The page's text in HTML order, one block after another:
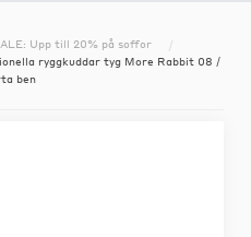
Upp till 20% på soffor
ryggkuddar tyg More Rabbit 08 /
ben